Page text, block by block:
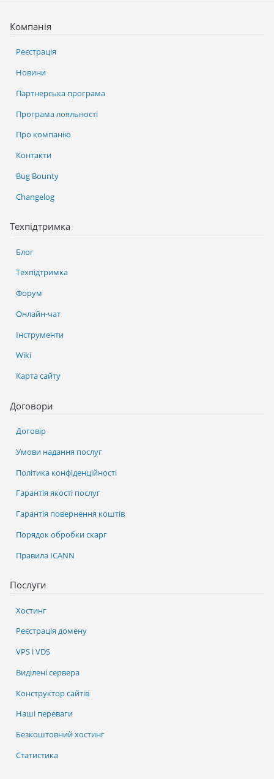
Послуги
Хостинг
Реєстрація домену
VPS і VDS
Виділені сервера
Конструктор сайтів
Наші переваги
Безкоштовний хостинг
Статистика
Компанія
Реєстрація
Новини
Партнерська програма
Програма лояльності
Про компанію
Контакти
Bug Bounty
Changelog
Техпідтримка
Блог
Техпідтримка
Форум
Онлайн-чат
Інструменти
Wiki
Карта сайту
Договори
Договір
Умови надання послуг
Політика конфіденційності
Гарантія якості послуг
Гарантія повернення коштів
Порядок обробки скарг
Правила ICANN